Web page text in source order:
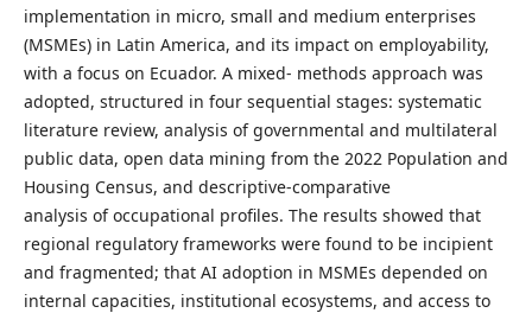
implementation in micro, small and medium enterprises
(MSMEs) in Latin America, and its impact on employability,
with a focus on Ecuador. A mixed- methods approach was
adopted, structured in four sequential stages: systematic
literature review, analysis of governmental and multilateral
public data, open data mining from the 2022 Population and
Housing Census, and descriptive-comparative
analysis of occupational profiles. The results showed that
regional regulatory frameworks were found to be incipient
and fragmented; that AI adoption in MSMEs depended on
internal capacities, institutional ecosystems, and access to